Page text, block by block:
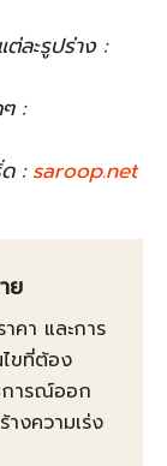
ละรูปร่าง :
:
:saroop.net
ย
คา และการ
ไขที่ต้อง
การณ์ออก
างความเร่ง